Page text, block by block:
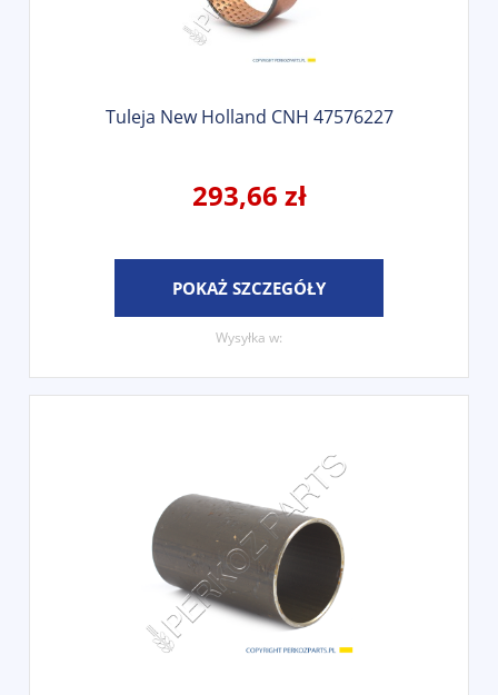
Tuleja New Holland CNH 47576227
293,66 zł
POKAŻ SZCZEGÓŁY
Wysyłka w: